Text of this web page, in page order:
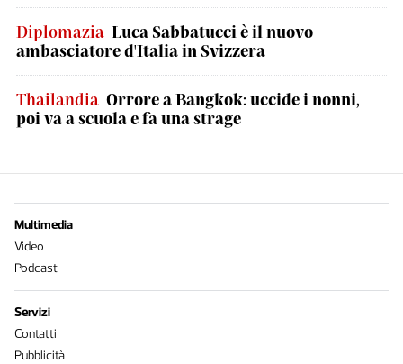
Diplomazia Luca Sabbatucci è il nuovo
ambasciatore d'Italia in Svizzera
Thailandia Orrore a Bangkok: uccide i nonni,
poi va a scuola e fa una strage
Multimedia
Video
Podcast
Servizi
Contatti
Pubblicità